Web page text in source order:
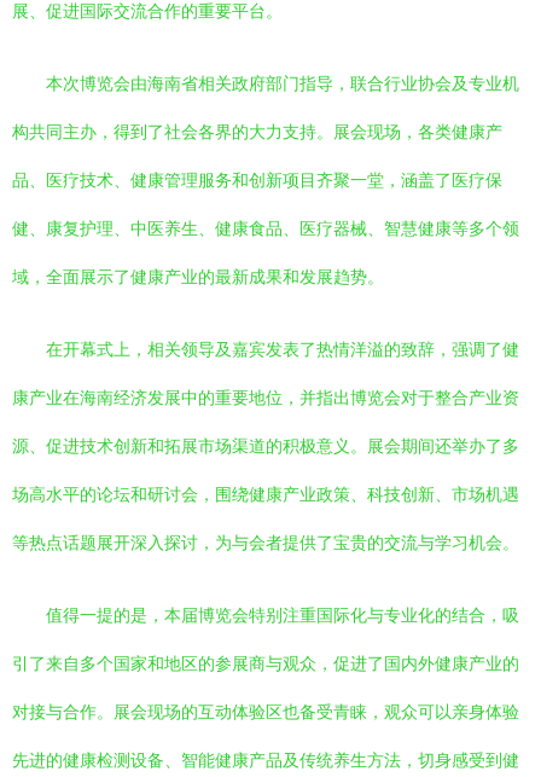
展、促进国际交流合作的重要平台。
本次博览会由海南省相关政府部门指导，联合行业协会及专业机
构共同主办，得到了社会各界的大力支持。展会现场，各类健康产
品、医疗技术、健康管理服务和创新项目齐聚一堂，涵盖了医疗保
健、康复护理、中医养生、健康食品、医疗器械、智慧健康等多个领
域，全面展示了健康产业的最新成果和发展趋势。
在开幕式上，相关领导及嘉宾发表了热情洋溢的致辞，强调了健
康产业在海南经济发展中的重要地位，并指出博览会对于整合产业资
源、促进技术创新和拓展市场渠道的积极意义。展会期间还举办了多
场高水平的论坛和研讨会，围绕健康产业政策、科技创新、市场机遇
等热点话题展开深入探讨，为与会者提供了宝贵的交流与学习机会。
值得一提的是，本届博览会特别注重国际化与专业化的结合，吸
引了来自多个国家和地区的参展商与观众，促进了国内外健康产业的
对接与合作。展会现场的互动体验区也备受青睐，观众可以亲身体验
先进的健康检测设备、智能健康产品及传统养生方法，切身感受到健